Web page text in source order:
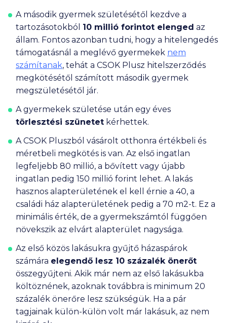
A második gyermek születésétől kezdve a
tartozásotokból 10 millió forintot elenged az
állam. Fontos azonban tudni, hogy a hitelengedés
támogatásnál a meglévő gyermekek nem
számítanak, tehát a CSOK Plusz hitelszerződés
megkötésétől számított második gyermek
megszületésétől jár.
A gyermekek születése után egy éves
törlesztési szünetet kérhettek.
A CSOK Pluszból vásárolt otthonra értékbeli és
méretbeli megkötés is van. Az első ingatlan
legfeljebb 80 millió, a bővített vagy újabb
ingatlan pedig 150 millió forint lehet. A lakás
hasznos alapterületének el kell érnie a 40, a
családi ház alapterületének pedig a 70 m2-t. Ez a
minimális érték, de a gyermekszámtól függően
növekszik az elvárt alapterület nagysága.
Az első közös lakásukra gyűjtő házaspárok
számára elegendő lesz 10 százalék önerőt
összegyűjteni. Akik már nem az első lakásukba
költöznének, azoknak továbbra is minimum 20
százalék önerőre lesz szükségük. Ha a pár
tagjainak külön-külön volt már lakásuk, az nem